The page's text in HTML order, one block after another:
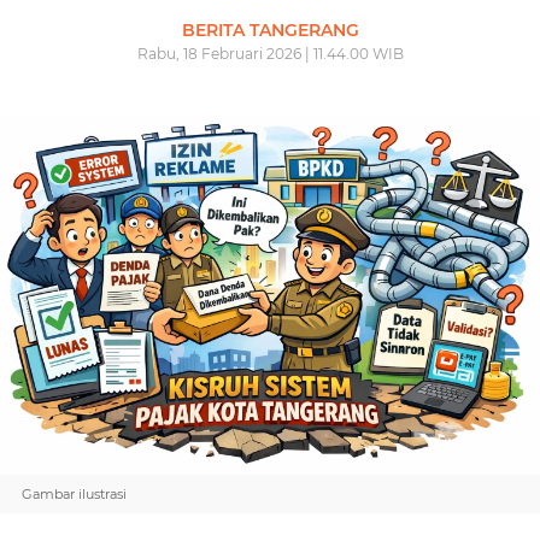
BERITA TANGERANG
Rabu, 18 Februari 2026 | 11.44.00 WIB
Gambar ilustrasi